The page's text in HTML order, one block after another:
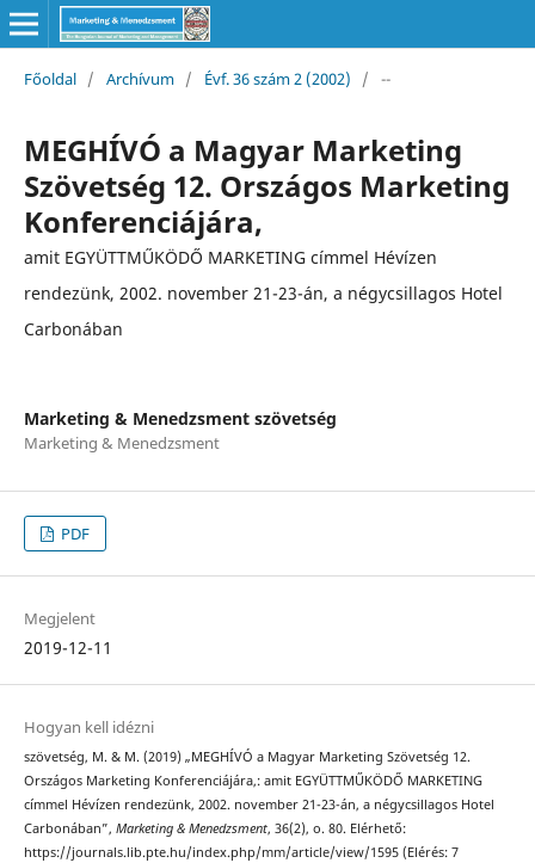
Főoldal / Archívum / Évf. 36 szám 2 (2002) / --
MEGHÍVÓ a Magyar Marketing
Szövetség 12. Országos Marketing
Konferenciájára,
amit EGYÜTTMŰKÖDŐ MARKETING címmel Hévízen
rendezünk, 2002. november 21-23-án, a négycsillagos Hotel
Carbonában
Marketing & Menedzsment szövetség
Marketing & Menedzsment
PDF
Megjelent
2019-12-11
Hogyan kell idézni
szövetség, M. & M. (2019) „MEGHÍVÓ a Magyar Marketing Szövetség 12.
Országos Marketing Konferenciájára,: amit EGYÜTTMŰKÖDŐ MARKETING
címmel Hévízen rendezünk, 2002. november 21-23-án, a négycsillagos Hotel
Carbonában”, Marketing & Menedzsment, 36(2), o. 80. Elérhető:
https://journals.lib.pte.hu/index.php/mm/article/view/1595 (Elérés: 7